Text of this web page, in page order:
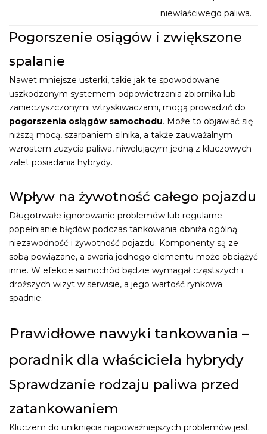
niewłaściwego paliwa.
Pogorszenie osiągów i zwiększone
spalanie
Nawet mniejsze usterki, takie jak te spowodowane
uszkodzonym systemem odpowietrzania zbiornika lub
zanieczyszczonymi wtryskiwaczami, mogą prowadzić do
pogorszenia osiągów samochodu. Może to objawiać się
niższą mocą, szarpaniem silnika, a także zauważalnym
wzrostem zużycia paliwa, niwelującym jedną z kluczowych
zalet posiadania hybrydy.
Wpływ na żywotność całego pojazdu
Długotrwałe ignorowanie problemów lub regularne
popełnianie błędów podczas tankowania obniża ogólną
niezawodność i żywotność pojazdu. Komponenty są ze
sobą powiązane, a awaria jednego elementu może obciążyć
inne. W efekcie samochód będzie wymagał częstszych i
droższych wizyt w serwisie, a jego wartość rynkowa
spadnie.
Prawidłowe nawyki tankowania –
poradnik dla właściciela hybrydy
Sprawdzanie rodzaju paliwa przed
zatankowaniem
Kluczem do uniknięcia najpoważniejszych problemów jest